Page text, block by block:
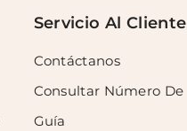
Servicio Al Cliente
Contáctanos
Consultar Número De
Guía